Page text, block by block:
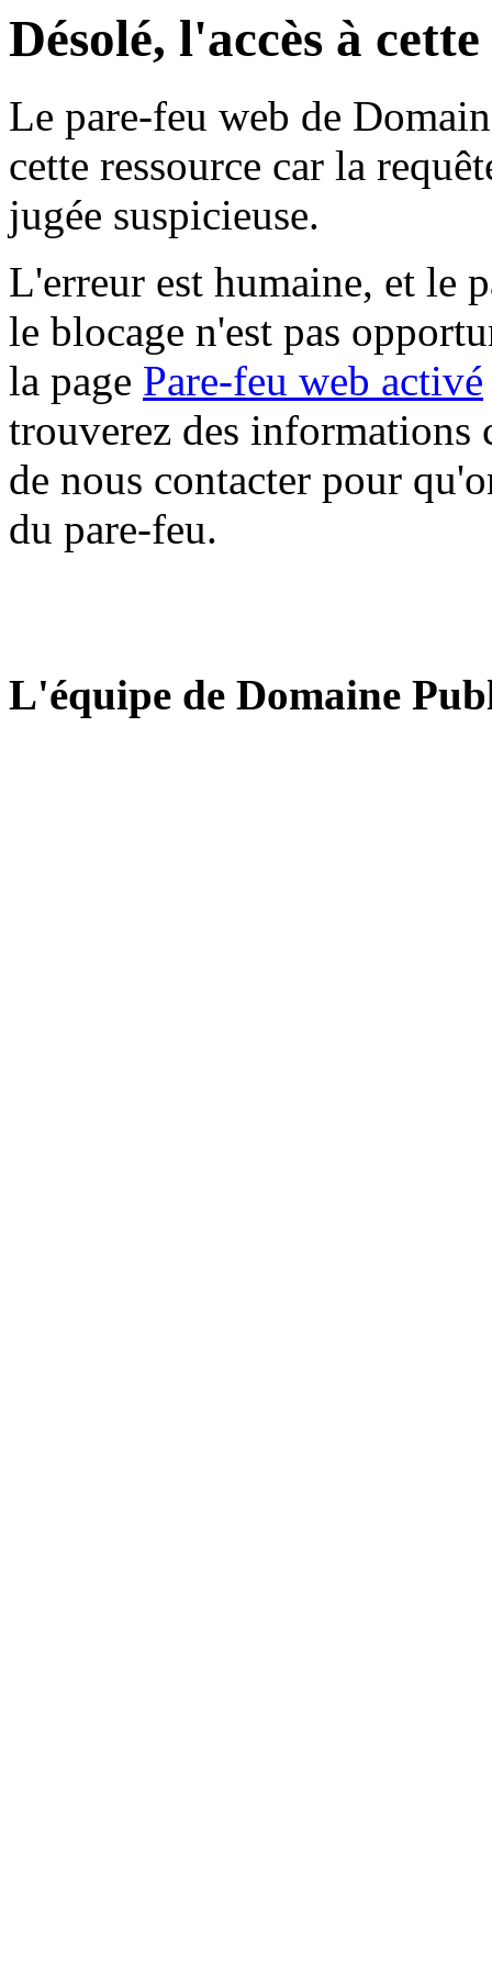
Désolé, l'accès à
Le pare-feu web de
cette ressource car la
jugée suspicieuse.
L'erreur est humaine, et le
le blocage n'est pas
la page Pare-feu web activé
trouverez des informations
de nous contacter pour
du pare-feu.
L'équipe de Domaine